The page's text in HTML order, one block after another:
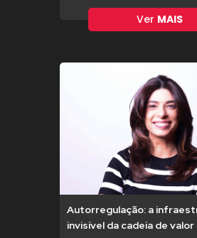
Ver MAIS
Autorregulação: a
invisível da cadeia de valor